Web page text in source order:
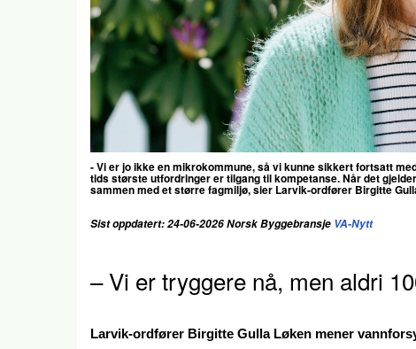
- Vi er jo ikke en mikrokommune, så vi kunne sikkert fortsatt
tids største utfordringer er tilgang til kompetanse. Når det
sammen med et større fagmiljø, sier Larvik-ordfører Birgitte
Sist oppdatert: 24-06-2026 Norsk Byggebransje VA-Nytt
– Vi er tryggere nå, men aldri
Larvik-ordfører Birgitte Gulla Løken mener